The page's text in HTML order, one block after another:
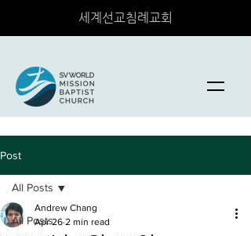
세계선교침례교회
Post
All Posts
All Posts
Andrew Chang
Apr 26 2 min read